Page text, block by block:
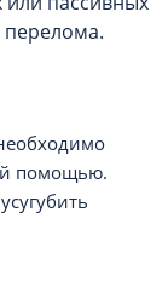
помощью.